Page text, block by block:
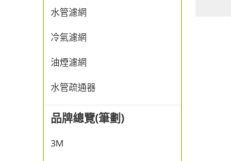
水管濾網
冷氣濾網
油煙濾網
水管疏通器
品牌總覽(筆劃)
3M